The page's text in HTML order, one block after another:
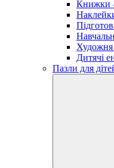
Книжки
Художня
Дитячі
Пазли для